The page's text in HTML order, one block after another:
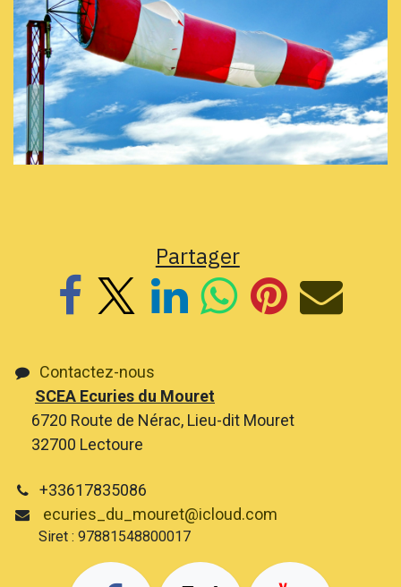
Partager
Contactez-nous
SCEA Ecuries du Mouret
6720 Route de Nérac, Lieu-dit Mouret
32700 Lectoure
+33617835086
ecuries_du_mouret@icloud.com
Siret : 97881548800017